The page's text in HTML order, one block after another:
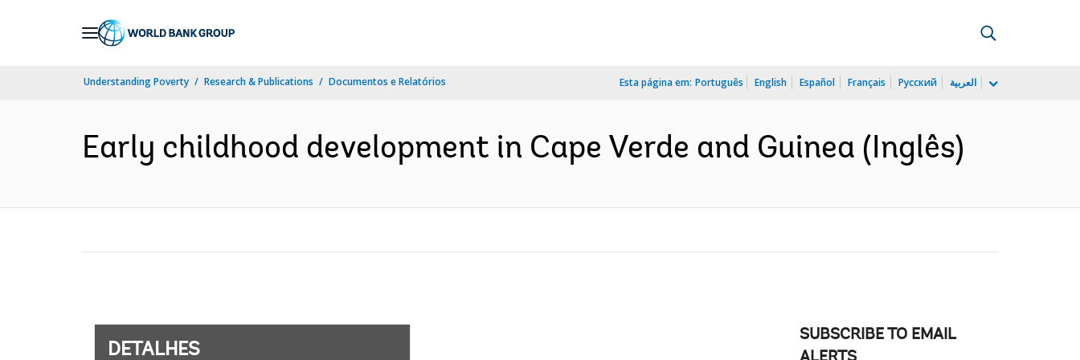
Understanding Poverty Research & Publications Documentos e Relatórios Esta página em: Português English Español Français Русский العربية
Early childhood development in Cape Verde and Guinea (Inglês)
DETALHES
SUBSCRIBE TO EMAIL